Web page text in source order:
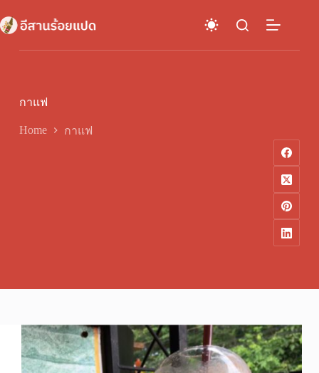
to
content
กาแฟ
Home กาแฟ